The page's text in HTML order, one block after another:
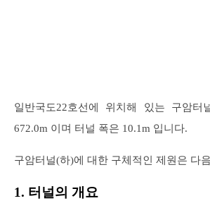
일반국도22호선에 위치해 있는 구암터
672.0m 이며 터널 폭은 10.1m 입니다.
구암터널(하)에 대한 구체적인 제원은 다
1. 터널의 개요